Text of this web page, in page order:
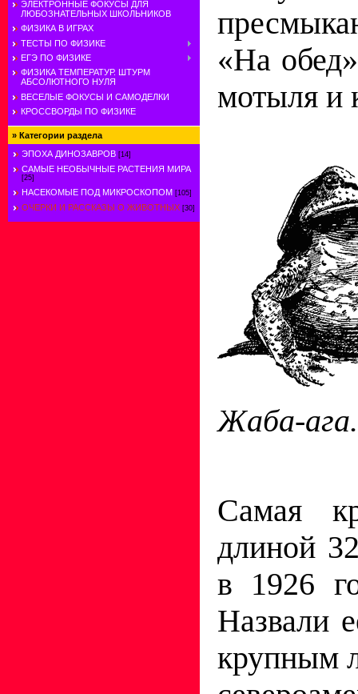
ЭЛЕКТРОННЫЕ ФОКУСЫ ДЛЯ
ЛЮБОЗНАТЕЛЬНЫХ ШКОЛЬНИКОВ
ФИЗИКА В ИГРАХ
ТЕСТЫ ПО ФИЗИКЕ
ЕГЭ ПО ФИЗИКЕ
ФИЗИКА ТЕМПЕРАТУР. ШТУРМ
АБСОЛЮТНОГО НУЛЯ
ВЕСЕЛЫЕ ФОКУСЫ И САМОДЕЛКИ
КРОССВОРДЫ ПО ФИЗИКЕ
» Категории раздела
ЭПОХА ДИНОЗАВРОВ [14]
САМЫЕ НЕОБЫЧНЫЕ РАСТЕНИЯ МИРА
[25]
НАСЕКОМЫЕ ПОД МИКРОСКОПОМ [105]
ОЧЕРКИ И РАССКАЗЫ О ЖИВОТНЫХ [30]
«На
мотыля и
Жаба-ага.
Самая
длиной
в 1926
Назвали
крупным